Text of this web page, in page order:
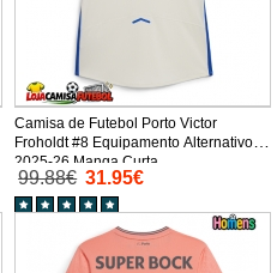
Camisa de Futebol Porto Victor
Froholdt #8 Equipamento Alternativo
2025-26 Manga Curta
99.88€ 31.95€